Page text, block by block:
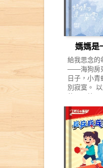
媽媽是
給我思念的
——海狗房
日子，小青
別寂寞。
起賽跑，看
小山丘上。
第一名。
不在了。
小山丘，誰
去。 偏偏
他們練習造